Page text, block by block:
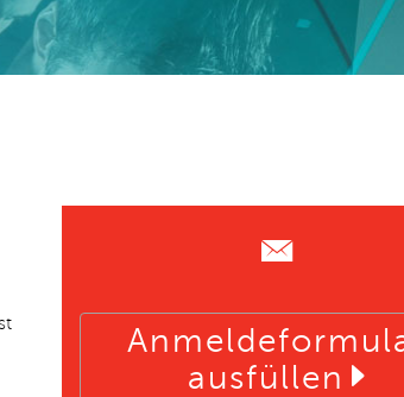
ausfüllen